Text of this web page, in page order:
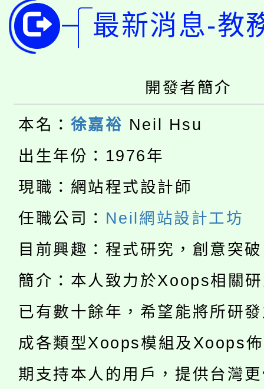
代理(課)教師甄選結果(
公告本校115學年度第
代理(課)教師甄選結果(
轉知中國文化大學推廣
《TA101》溝通分析基
程，歡迎學生輔導中心
心理、諮商輔導、社會
系所師生報名參加。
轉知苗栗縣政府辦理
縣市「校園短影音徵選
門員」簡章及活動海報
踴躍報名參加。
桃園市115學年度學生
要點
「桃園市補助參觀特色
115年度「教育部表揚
義教育推展貢獻獎」
公告本校115學年度第
代理(課)教師甄選結果(
「2026金融保險知識
車」活動
桃園市115學年度學生
生本土語及新住民語歌
公告本校115學年度第
代理(課)教師甄選結果(
公告本校115學年度第
代理(課)教師甄選結果(
轉知中國文化大學推廣
《TA101》溝通分析基
轉知苗栗縣政府辦理
最新消息-教
開發者簡介
本名： 徐嘉裕 Neil Hsu
出生年份：1976年
現職：網站程式設計師
任職公司： Neil網站設計工坊
目前興趣：程式研究，創意突
簡介：本人致力於Xoops相關
已有數十餘年，希望能將所研
成各類型Xoops模組及Xoops
期支持本人的用戶，提供台灣